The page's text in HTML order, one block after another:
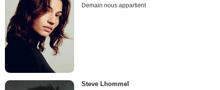
Demain nous appartient
Steve Lhommel